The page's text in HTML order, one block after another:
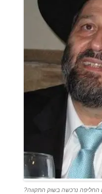
נרכשה בשוק התקווה?